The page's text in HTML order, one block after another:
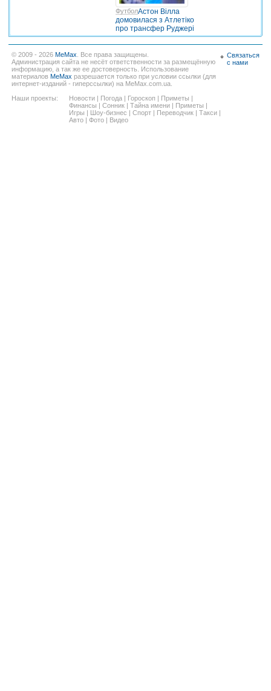
ФутболАстон Вілла
домовилася з Атлетіко
про трансфер Руджері
© 2009 - 2026 MeMax . Все права защищены.
Администрация сайта не несёт ответственности за размещённую
информацию, а так же ее достоверность. Использование
материалов MeMax разрешается только при условии ссылки (для
интернет-изданий - гиперссылки) на MeMax.com.ua.
Наши проекты:
Новости | Погода | Гороскоп | Приметы |
Финансы | Сонник | Тайна имени | Приметы |
Игры | Шоу-бизнес | Спорт | Переводчик | Такси |
Авто | Фото | Видео
Связаться
с нами